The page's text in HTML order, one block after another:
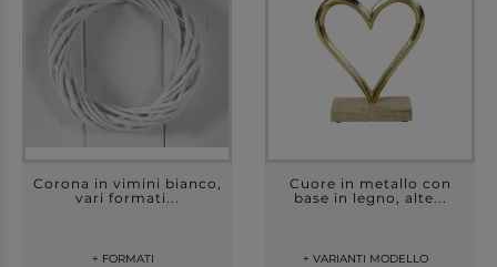
Corona in vimini bianco,
vari formati...
+ FORMATI
Cuore in metallo con
base in legno, alte...
+ VARIANTI MODELLO